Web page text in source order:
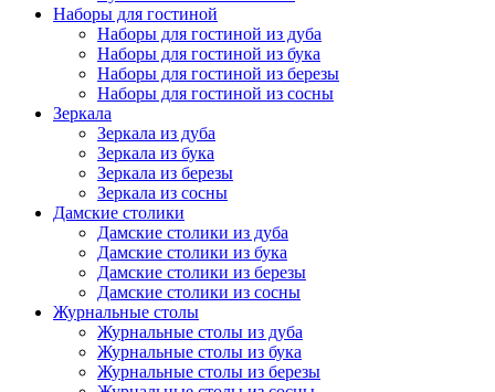
Наборы для гостиной
Наборы для гостиной из дуба
Наборы для гостиной из бука
Наборы для гостиной из березы
Наборы для гостиной из сосны
Зеркала
Зеркала из дуба
Зеркала из бука
Зеркала из березы
Зеркала из сосны
Дамские столики
Дамские столики из дуба
Дамские столики из бука
Дамские столики из березы
Дамские столики из сосны
Журнальные столы
Журнальные столы из дуба
Журнальные столы из бука
Журнальные столы из березы